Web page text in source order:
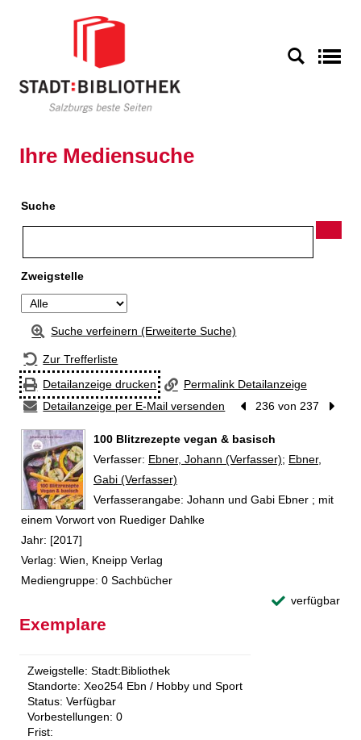
Ihre Mediensuche
Suche
Zweigstelle
Suche verfeinern (Erweiterte Suche)
Zur Trefferliste
Detailanzeige drucken
Permalink Detailanzeige
Detailanzeige per E-Mail versenden
Vorheriger Treffer
236 von 237
100 Blitzrezepte vegan & basisch
Verfasser: Suche nach diesem Verfasser
Ebner, Johann (Verfasser); Ebner,
Gabi (Verfasser)
Verfasserangabe: Johann und Gabi Ebner ; mit
einem Vorwort von Ruediger Dahlke
Jahr: [2017]
Verlag: Wien, Kneipp Verlag
Mediengruppe: 0 Sachbücher
verfügbar
Exemplare
Zweigstelle: Stadt:Bibliothek
Standorte: Xeo254 Ebn / Hobby und Sport
Status: Verfügbar
Vorbestellungen: 0
Frist: